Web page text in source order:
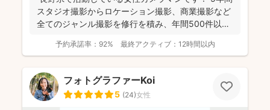
スタジオ撮影からロケーション撮影、商業撮影など
全てのジャンル撮影を修行を積み、年間500件以上
予約承諾率： 92% 最終アクティブ： 12時間以内
フォトグラファーKoi
5 (24)女性